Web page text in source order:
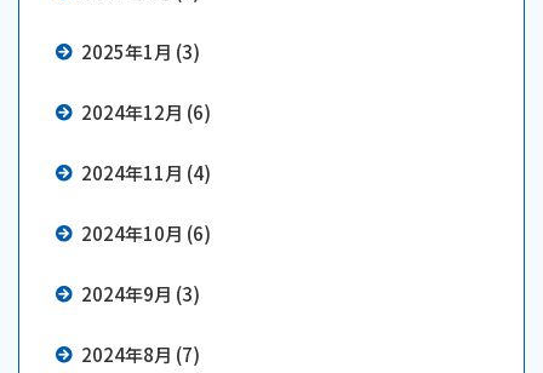
2025年1月 (3)
2024年12月 (6)
2024年11月 (4)
2024年10月 (6)
2024年9月 (3)
2024年8月 (7)